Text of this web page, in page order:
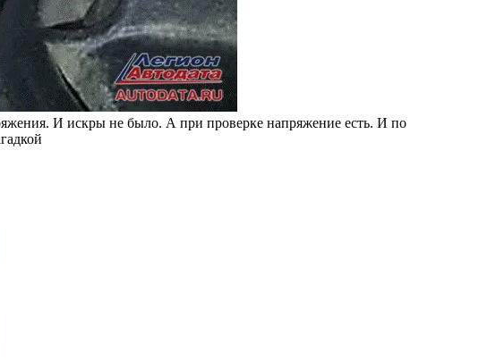
И искры не было. А при проверке напряжение есть. И по